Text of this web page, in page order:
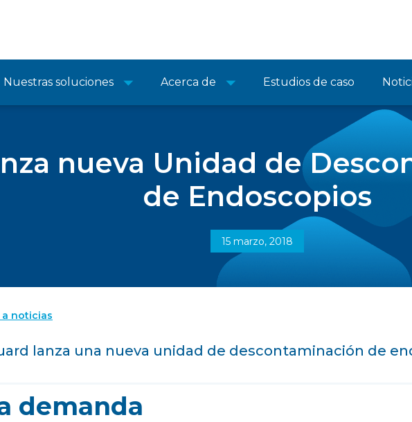
Nuestras soluciones Acerca de Estudios de caso
nueva Unidad de
de Endoscopios
15 marzo, 2018
a noticias
lanza una nueva unidad de descontaminación de
demanda